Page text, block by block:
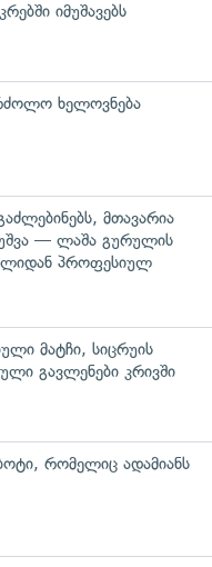
იმუშავებს
ხელოვნება
მთავარია
— ლაშა გურულის
პროფესიულ
მატჩი, სიცრუის
გავლენები კრივში
რომელიც ადამიანს